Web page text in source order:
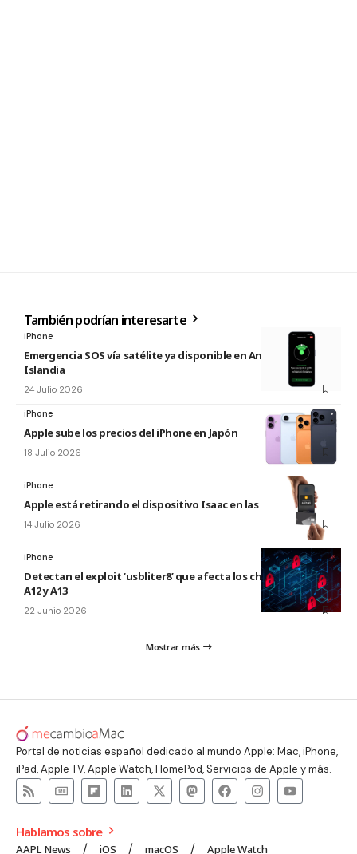
También podrían interesarte
iPhone
Emergencia SOS vía satélite ya disponible en Andorra e
Islandia
24 Julio 2026
iPhone
Apple sube los precios del iPhone en Japón
18 Julio 2026
iPhone
Apple está retirando el dispositivo Isaac en las Apple Store
14 Julio 2026
iPhone
Detectan el exploit ‘usbliter8’ que afecta los chips de Apple
A12 y A13
22 Junio 2026
Mostrar más
Portal de noticias español dedicado al mundo Apple: Mac, iPhone,
iPad, Apple TV, Apple Watch, HomePod, Servicios de Apple y más.
Hablamos sobre
AAPL News iOS macOS Apple Watch